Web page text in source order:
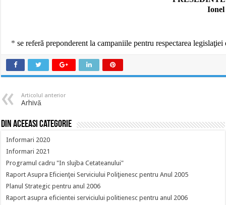
* se referă preponderent la campaniile pentru respectarea
Articolul anterior
Arhivă
Din aceeasi categorie
Informari 2020
Informari 2021
Programul cadru "In slujba Cetateanului"
Raport Asupra Eficienţei Serviciului Poliţienesc pentru Anul 2005
Planul Strategic pentru anul 2006
Raport asupra eficientei serviciului politienesc pentru anul 2006